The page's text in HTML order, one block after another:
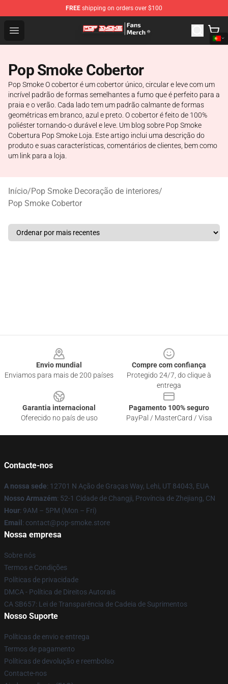
FREE shipping on orders over $100
Open menu
Pop Smoke Store - Official Pop Smoke Merchandise
Pop Smoke Cobertor
Pop Smoke O cobertor é um cobertor único, circular e leve com um
incrível padrão de formas semelhantes a fumo que é perfeito para a
praia e o verão. Cada lado tem um padrão calmante de formas
geométricas em branco, azul e preto. O cobertor é feito de 100%
poliéster tornando-o durável e leve. Um blog sobre Pop Smoke
Cobertura Pop Smoke Loja. Este artigo inclui uma descrição do
produto e suas características, comentários de clientes, bem como
um link para a loja.
Início/Pop Smoke Decoração de interiores/
Pop Smoke Cobertor
Envio mundial
Enviamos para mais de 200 países
Compre com confiança
Protegido 24/7, do clique à
entrega
Garantia internacional
Oferecido no país de uso
Pagamento 100% seguro
PayPal / MasterCard / Visa
Contacte-nos
A nossa sede: 12701 N Ação de Graças Way, Lehi, UT 84043, EUA
Nosso Armazém: 52-1 Cidade de Changji, Província de Zhejiang, CN
Hour: 9AM – 5PM (Mon – Fri)
Email : contact@pop-smoke.store
Nossa empresa
Sobre nós
Termos e Condições
Políticas de privacidade
DMCA - Política de Direitos Autorais
CA SB657: Lei de Transparência de Cadeia de Suprimentos
Nosso Suporte
Políticas de envio e entrega
Termos de pagamento
Políticas de devolução e reembolso
Contacte-nos